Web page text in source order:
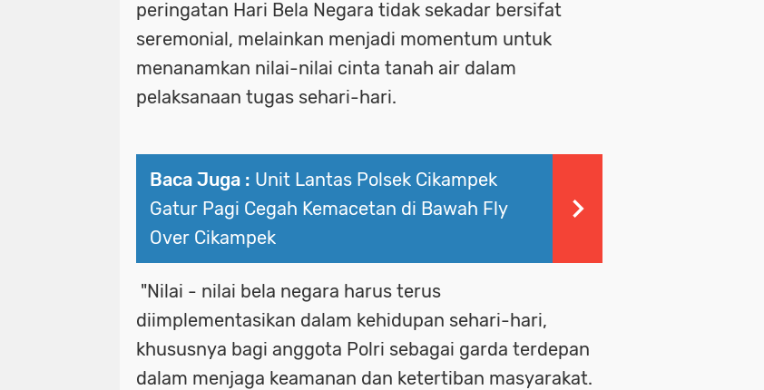
peringatan Hari Bela Negara tidak sekadar bersifat
seremonial, melainkan menjadi momentum untuk
menanamkan nilai-nilai cinta tanah air dalam
pelaksanaan tugas sehari-hari.
Baca Juga : Unit Lantas Polsek Cikampek
Gatur Pagi Cegah Kemacetan di Bawah Fly
Over Cikampek
"Nilai - nilai bela negara harus terus
diimplementasikan dalam kehidupan sehari-hari,
khususnya bagi anggota Polri sebagai garda terdepan
dalam menjaga keamanan dan ketertiban masyarakat.